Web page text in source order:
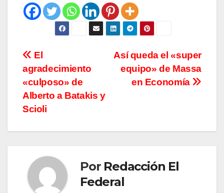
Navegación
de
entradas
Así queda el «super
equipo» de Massa
en Economía
El
agradecimiento
«culposo» de
Alberto a Batakis y
Scioli
Por Redacción El
Federal